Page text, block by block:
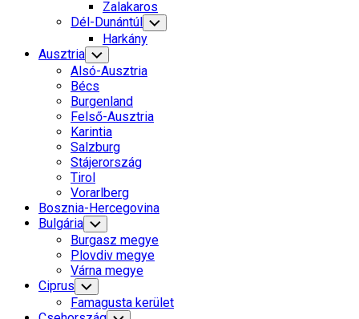
Zalakaros
Dél-Dunántúl Toggle
Child
Harkány
Current
Page
Parent
Ausztria Toggle
Child
Menu
Alsó-Ausztria
Bécs
Burgenland
Felső-Ausztria
Karintia
Salzburg
Stájerország
Tirol
Current
Page
Parent
Vorarlberg
Bosznia-Hercegovina
Bulgária Toggle
Child
Menu
Burgasz megye
Plovdiv megye
Várna megye
Ciprus Toggle
Child
Menu
Famagusta kerület